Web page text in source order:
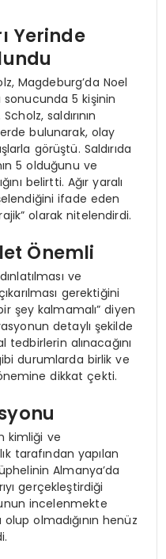
Yerinde
Magdeburg’da Noel
sonucunda 5 kişinin
saldırının
bulunarak, olay
görüştü. Saldırıda
5 olduğunu ve
belirtti. Ağır yaralı
ifade eden
olarak nitelendirdi.
Önemli
ve
gerektiğini
şey kalmamalı” diyen
detaylı şekilde
alınacağını
durumlarda birlik ve
dikkat çekti.
kimliği ve
tarafından yapılan
Almanya’da
gerçekleştirdiği
incelenmekte
olup olmadığının henüz